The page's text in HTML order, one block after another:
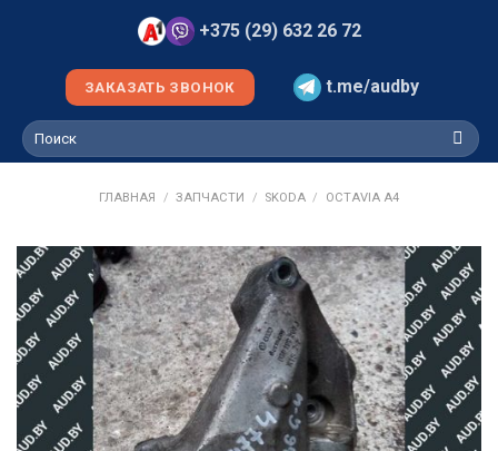
+375 (29) 632 26 72
ЗАКАЗАТЬ ЗВОНОК t.me/audby
Искать:
ГЛАВНАЯ / ЗАПЧАСТИ / SKODA / OCTAVIA A4